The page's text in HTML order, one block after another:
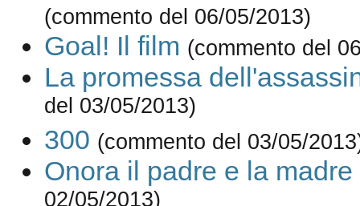
(commento del 06/05/2013)
Goal! Il film (commento del
La promessa
del 03/05/2013)
300 (commento del 03/05/
Onora il padre e la madre